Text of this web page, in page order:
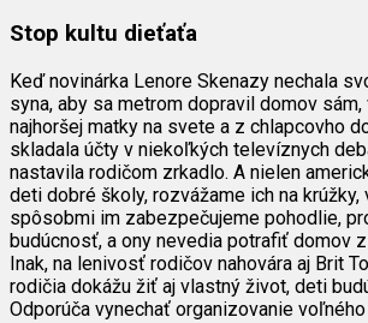
Stop kultu dieťaťa
Keď novinárka Lenore Skenazy nechala
syna, aby sa metrom dopravil domov
najhoršej matky na svete a z chlapcovho
skladala účty v niekoľkých televíznych
nastavila rodičom zrkadlo. A nielen
deti dobré školy, rozvážame ich na krúžky,
spôsobmi im zabezpečujeme pohodlie,
budúcnosť, a ony nevedia potrafiť domov
Inak, na lenivosť rodičov nahovára aj Brit
rodičia dokážu žiť aj vlastný život, deti
Odporúča vynechať organizovanie